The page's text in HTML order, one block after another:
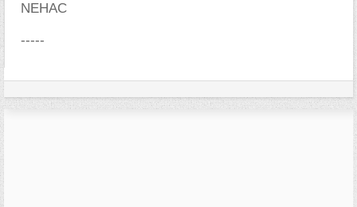
NEHAC
-----